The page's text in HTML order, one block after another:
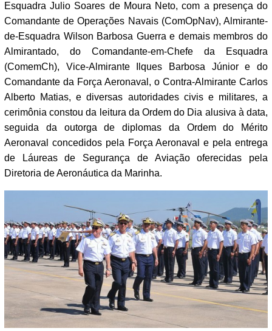
Esquadra Julio Soares de Moura Neto, com a presença do
Comandante de Operações Navais (ComOpNav), Almirante-
de-Esquadra Wilson Barbosa Guerra e demais membros do
Almirantado, do Comandante-em-Chefe da Esquadra
(ComemCh), Vice-Almirante Ilques Barbosa Júnior e do
Comandante da Força Aeronaval, o Contra-Almirante Carlos
Alberto Matias, e diversas autoridades civis e militares, a
cerimônia constou da leitura da Ordem do Dia alusiva à data,
seguida da outorga de diplomas da Ordem do Mérito
Aeronaval concedidos pela Força Aeronaval e pela entrega
de Láureas de Segurança de Aviação oferecidas pela
Diretoria de Aeronáutica da Marinha.